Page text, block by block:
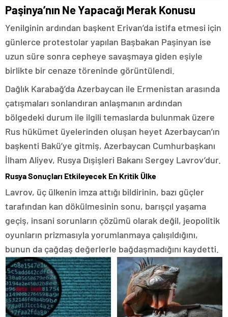
Paşinya’nın Ne Yapacağı Merak Konusu
Yenilginin ardından başkent Erivan’da istifa etmesi için
günlerce protestolar yapılan Başbakan Paşinyan ise
uzun süre sonra cepheye savaşmaya giden eşiyle
birlikte bir cenaze töreninde görüntülendi.
Dağlık Karabağ’da Azerbaycan ile Ermenistan arasında
çatışmaları sonlandıran anlaşmanın ardından
bölgedeki durum ile ilgili temaslarda bulunmak üzere
Rus hükümet üyelerinden oluşan heyet Azerbaycan’ın
başkenti Bakü’ye gitmiş, Azerbaycan Cumhurbaşkanı
İlham Aliyev, Rusya Dışişleri Bakanı Sergey Lavrov’dur.
Rusya Sonuçları Etkileyecek En Kritik Ülke
Lavrov, üç ülkenin imza attığı bildirinin, bazı güçler
tarafından kan dökülmesinin sonu, barışçıl yaşama
geçiş, insani sorunların çözümü olarak değil, jeopolitik
oyunların prizmasıyla yorumlanmaya çalışıldığını,
bunun da çağdaş değerlerle bağdaşmadığını kaydetti.